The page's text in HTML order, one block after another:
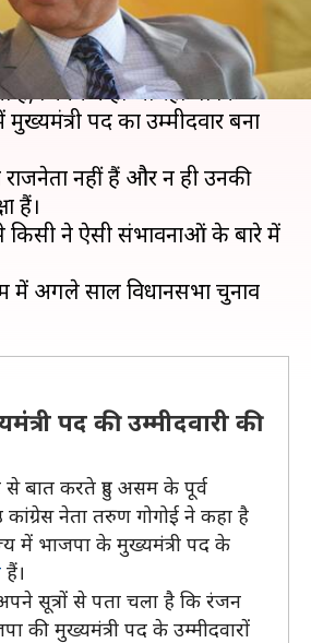
(CJI) रंजन गोगोई ने उन
है, जिनमें कहा जा रहा था कि
पद का उम्मीदवार बना
राजनेता नहीं हैं और न ही उनकी
हैं।
किसी ने ऐसी संभावनाओं के बारे में
में अगले साल विधानसभा चुनाव
पद की उम्मीदवारी की
से बात करते हुए असम के पूर्व
कांग्रेस नेता तरुण गोगोई ने कहा है
में भाजपा के मुख्यमंत्री पद के
हैं।
सूत्रों से पता चला है कि रंजन
की मुख्यमंत्री पद के उम्मीदवारों